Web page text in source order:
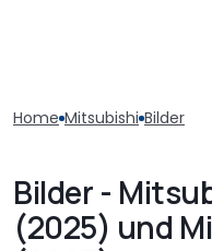
Home Mitsubishi Bilder
Bilder -
(2025) und